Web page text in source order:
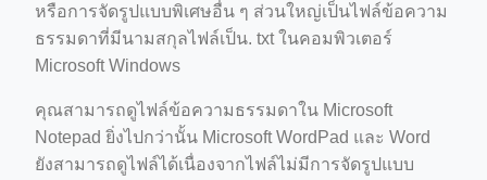
หรือการจัดรูปแบบพิเศษอื่น ๆ ส่วนใหญ่เป็นไฟล์ข้อความ
ธรรมดาที่มีนามสกุลไฟล์เป็น. txt ในคอมพิวเตอร์
Microsoft Windows
คุณสามารถดูไฟล์ข้อความธรรมดาใน Microsoft
Notepad ยิ่งไปกว่านั้น Microsoft WordPad และ Word
ยังสามารถดูไฟล์ได้เนื่องจากไฟล์ไม่มีการจัดรูปแบบ